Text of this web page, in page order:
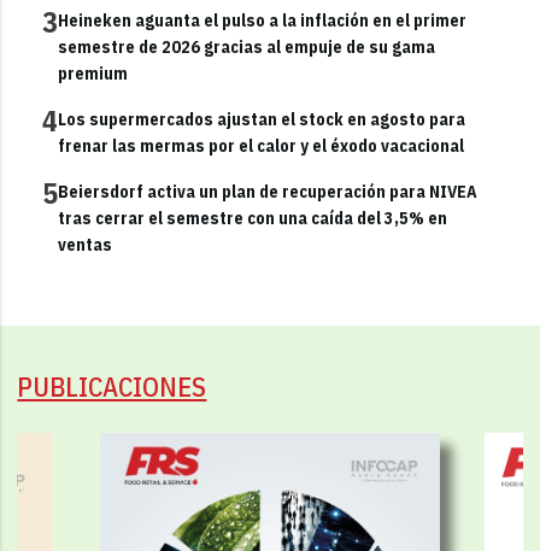
3Heineken aguanta el pulso a la inflación en el primer
semestre de 2026 gracias al empuje de su gama
premium
4Los supermercados ajustan el stock en agosto para
frenar las mermas por el calor y el éxodo vacacional
5Beiersdorf activa un plan de recuperación para NIVEA
tras cerrar el semestre con una caída del 3,5% en
ventas
PUBLICACIONES